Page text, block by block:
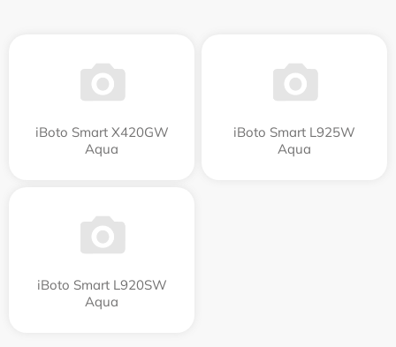
iBoto Smart Х420GW
Aqua
iBoto Smart L925W
Aqua
iBoto Smart L920SW
Aqua